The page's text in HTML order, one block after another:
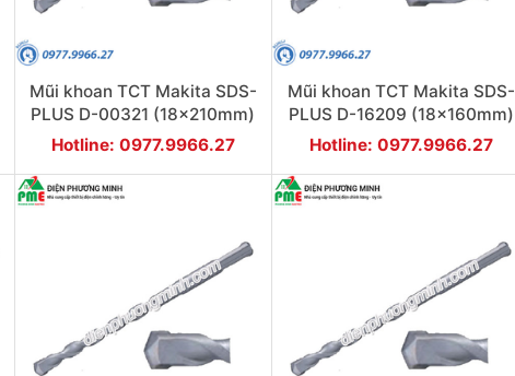
Mũi khoan TCT Makita SDS-
PLUS D-00321 (18x210mm)
Hotline: 0977.9966.27
Mũi khoan TCT Makita SDS-
PLUS D-16209 (18x160mm)
Hotline: 0977.9966.27